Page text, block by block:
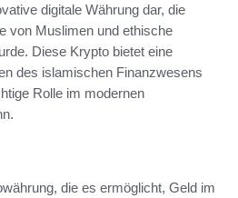
digitale Währung dar, die
von Muslimen und ethische
Diese Krypto bietet eine
des islamischen Finanzwesens
Rolle im modernen
die es ermöglicht, Geld im